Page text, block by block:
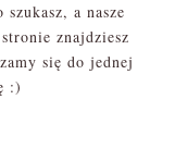
a nasze
znajdziesz
się do jednej
:)